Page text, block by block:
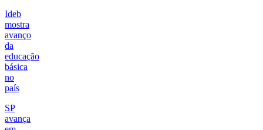
Ideb
mostra
avanço
da
educação
básica
no
país
SP
avança